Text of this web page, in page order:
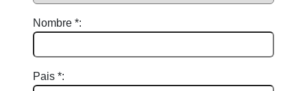
Nombre *:
Pais *: